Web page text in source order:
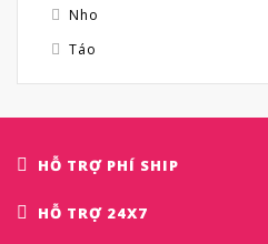
Nho
Táo
HỖ TRỢ PHÍ SHIP
HỖ TRỢ 24X7